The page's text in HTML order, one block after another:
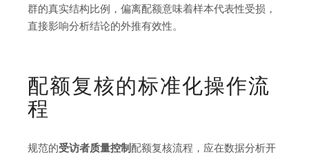
群的真实结构比例，偏离配额意味着样本代表性受损，
直接影响分析结论的外推有效性。
配额复核的标准化操作流
程
规范的受访者质量控制配额复核流程，应在数据分析开